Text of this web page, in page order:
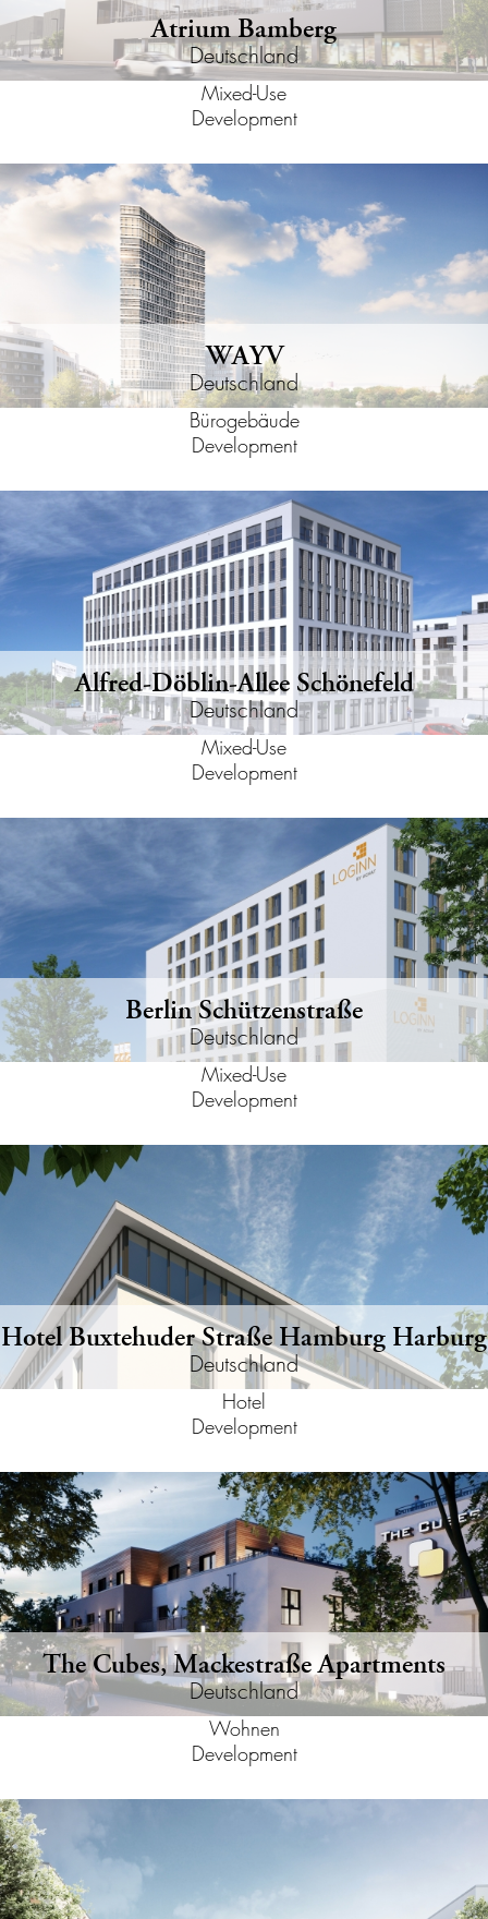
Atrium Bamberg
Deutschland
Mixed-Use
Development
WAYV
Deutschland
Bürogebäude
Development
Alfred-Döblin-Allee Schönefeld
Deutschland
Mixed-Use
Development
Berlin Schützenstraße
Deutschland
Mixed-Use
Development
Hotel Buxtehuder Straße Hamburg Harburg
Deutschland
Hotel
Development
The Cubes, Mackestraße Apartments
Deutschland
Wohnen
Development